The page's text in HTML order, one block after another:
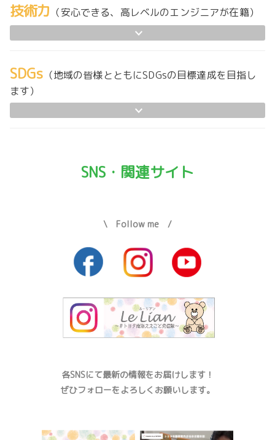
技術力 （安心できる、高レベルのエンジニアが在籍）
SDGs （地域の皆様とともにSDGsの目標達成を目指し
ます）
SNS・関連サイト
\ Follow me /
各SNSにて最新の情報をお届けします！
ぜひフォローをよろしくお願いします。